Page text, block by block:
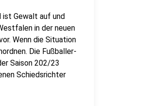
ist Gewalt auf und
in der neuen
Wenn die Situation
Die Fußballer-
Saison 202/23
Schiedsrichter